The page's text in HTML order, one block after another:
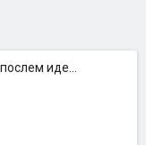
иде...